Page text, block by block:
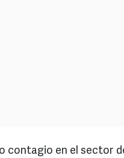
contagio en el sector